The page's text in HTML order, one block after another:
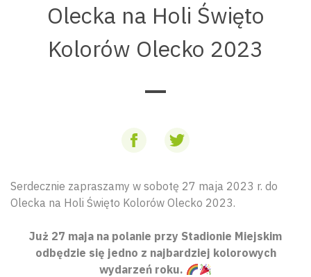
Olecka na Holi Święto
Kolorów Olecko 2023
Serdecznie zapraszamy w sobotę 27 maja 2023 r. do
Olecka na Holi Święto Kolorów Olecko 2023.
Już 27 maja na polanie przy Stadionie Miejskim
odbędzie się jedno z najbardziej kolorowych
wydarzeń roku.